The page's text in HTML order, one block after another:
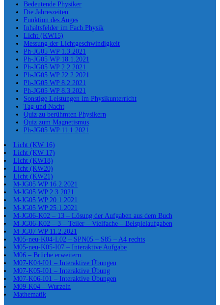
Bedeutende Physiker
Die Jahreszeiten
Funktion des Auges
Inhaltsfelder im Fach Physik
Licht (KW15)
Messung der Lichtgeschwindigkeit
Ph-JG05 WP 1.3.2021
Ph-JG05 WP 18.1.2021
Ph-JG05 WP 2.2.2021
Ph-JG05 WP 22.2.2021
Ph-JG05 WP 8.2.2021
Ph-JG05 WP 8.3.2021
Sonstige Leistungen im Physikunterricht
Tag und Nacht
Quiz zu berühmten Physikern
Quiz zum Magnetismus
Ph-JG05 WP 11.1.2021
Licht (KW 16)
Licht (KW 17)
Licht (KW18)
Licht (KW20)
Licht (KW21)
M-JG05 WP 16.2.2021
M-JG05 WP 2.3.2021
M-JG05 WP 20.1.2021
M-JG05 WP 25.1.2021
M-JG06-K02 – 13 – Lösung der Aufgaben aus dem Buch
M-JG06-K02 – 3 – Teiler – Vielfache – Beispielaufgaben
M-JG07 WP 11.2.2021
M05-neu-K04-L02 – SPN05 – S85 – A4 rechts
M05-neu-K05-I07 – Interaktive Aufgabe
M06 – Brüche erweitern
M07-K04-I01 – Interaktive Übungen
M07-K05-I01 – Interaktive Übung
M07-K06-I01 – Interaktive Übungen
M09-K04 – Wurzeln
Mathematik